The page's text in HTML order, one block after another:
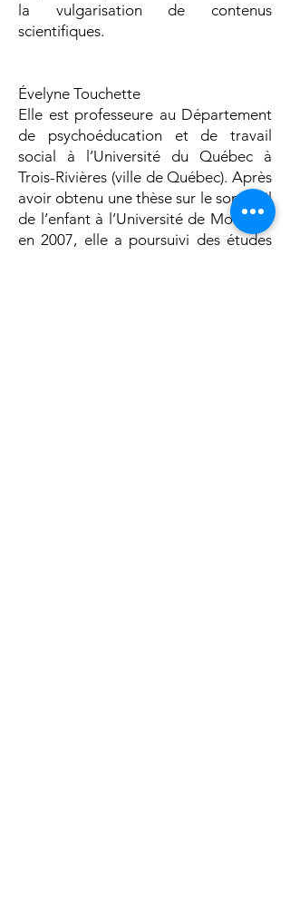
la vulgarisation de contenus
scientifiques.
Évelyne Touchette
Elle est professeure au Département
de psychoéducation et de travail
social à l’Université du Québec à
Trois-Rivières (ville de Québec). Après
avoir obtenu une thèse sur le sommeil
de l’enfant à l’Université de Montréal
en 2007, elle a poursuivi des études